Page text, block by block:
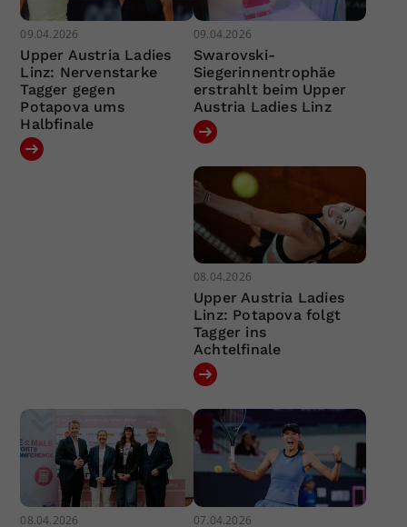
09.04.2026
Upper Austria Ladies
Linz: Nervenstarke
Tagger gegen
Potapova ums
Halbfinale
09.04.2026
Swarovski-
Siegerinnentrophäe
erstrahlt beim Upper
Austria Ladies Linz
08.04.2026
Upper Austria Ladies
Linz: Potapova folgt
Tagger ins
Achtelfinale
08.04.2026 07.04.2026